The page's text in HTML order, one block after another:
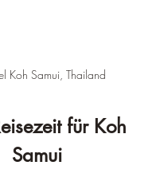
Koh Samui, Thailand
für Koh
Samui